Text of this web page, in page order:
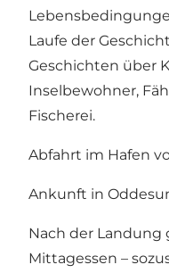
Laufe der
Geschichten über
Inselbewohner,
Fischerei.
Abfahrt im Hafen
Ankunft in
Nach der Landung
Mittagessen –